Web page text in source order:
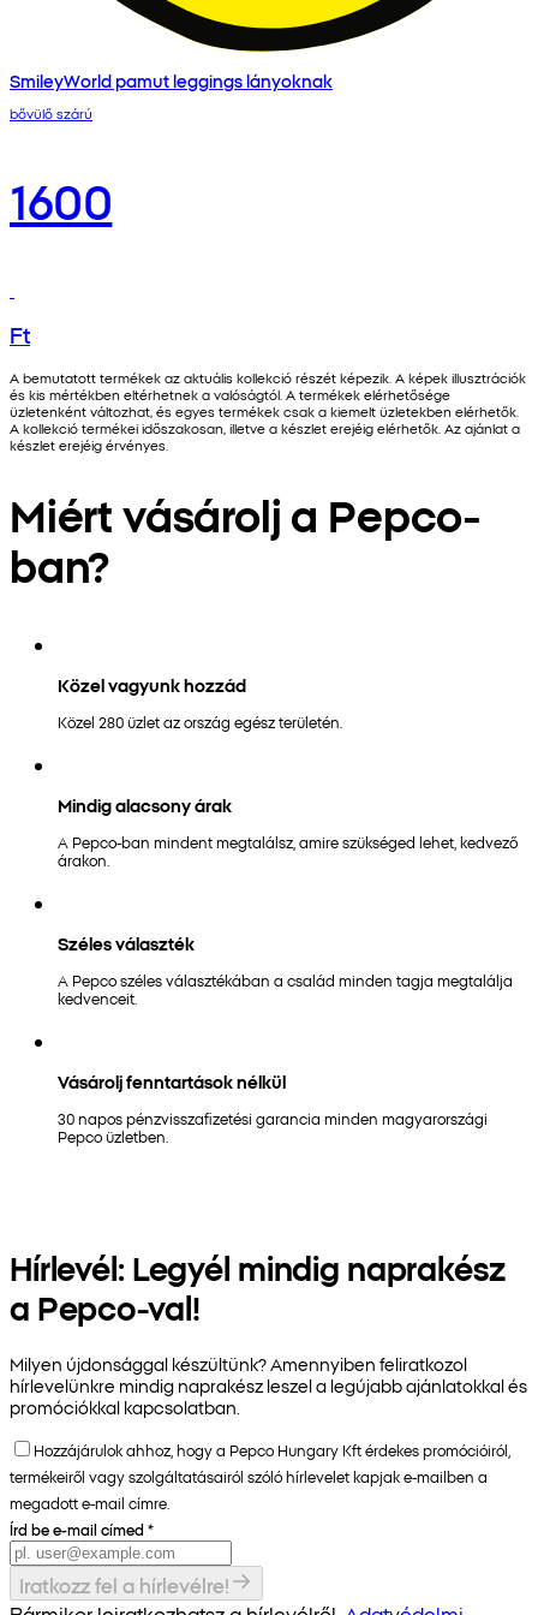
SmileyWorld pamut leggings lányoknak
bővülő szárú
1600
Ft
A bemutatott termékek az aktuális kollekció részét képezik. A képek illusztrációk
és kis mértékben eltérhetnek a valóságtól. A termékek elérhetősége
üzletenként változhat, és egyes termékek csak a kiemelt üzletekben elérhetők.
A kollekció termékei időszakosan, illetve a készlet erejéig elérhetők. Az ajánlat a
készlet erejéig érvényes.
Miért vásárolj a Pepco-
ban?
Közel vagyunk hozzád
Közel 280 üzlet az ország egész területén.
Mindig alacsony árak
A Pepco-ban mindent megtalálsz, amire szükséged lehet, kedvező
árakon.
Széles választék
A Pepco széles választékában a család minden tagja megtalálja
kedvenceit.
Vásárolj fenntartások nélkül
30 napos pénzvisszafizetési garancia minden magyarországi
Pepco üzletben.
Hírlevél: Legyél mindig naprakész
a Pepco-val!
Milyen újdonsággal készültünk? Amennyiben feliratkozol
hírlevelünkre mindig naprakész leszel a legújabb ajánlatokkal és
promóciókkal kapcsolatban.
Hozzájárulok ahhoz, hogy a Pepco Hungary Kft érdekes promócióiról,
termékeiről vagy szolgáltatásairól szóló hírlevelet kapjak e-mailben a
megadott e-mail címre.
Írd be e-mail címed *
Iratkozz fel a hírlevélre!